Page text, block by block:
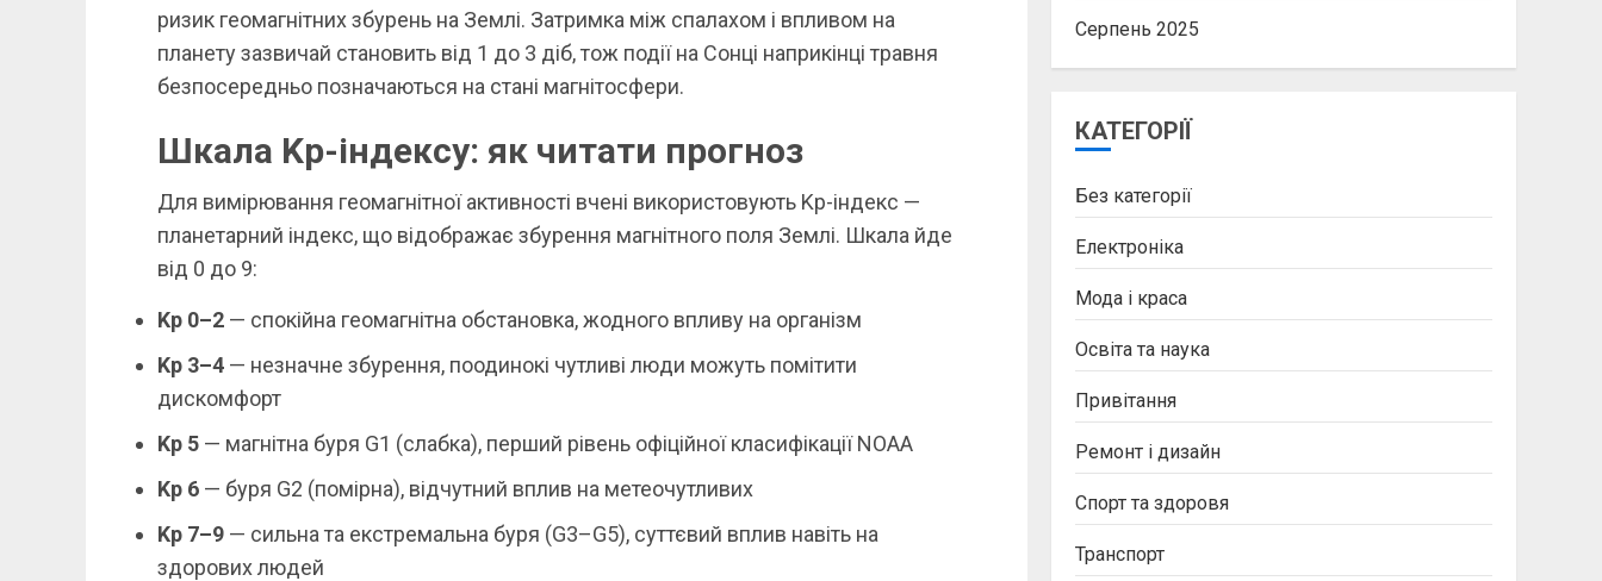
ризик геомагнітних збурень на Землі. Затримка між спалахом і впливом на
планету зазвичай становить від 1 до 3 діб, тож події на Сонці наприкінці травня
безпосередньо позначаються на стані магнітосфери.
Шкала Kp-індексу: як читати прогноз
Для вимірювання геомагнітної активності вчені використовують Kp-індекс —
планетарний індекс, що відображає збурення магнітного поля Землі. Шкала йде
від 0 до 9:
Kp 0–2 — спокійна геомагнітна обстановка, жодного впливу на організм
Kp 3–4 — незначне збурення, поодинокі чутливі люди можуть помітити
дискомфорт
Kp 5 — магнітна буря G1 (слабка), перший рівень офіційної класифікації NOAA
Kp 6 — буря G2 (помірна), відчутний вплив на метеочутливих
Kp 7–9 — сильна та екстремальна буря (G3–G5), суттєвий вплив навіть на
здорових людей
Серпень 2025
КАТЕГОРІЇ
Без категорії
Електроніка
Мода і краса
Освіта та наука
Привітання
Ремонт і дизайн
Спорт та здоровя
Транспорт